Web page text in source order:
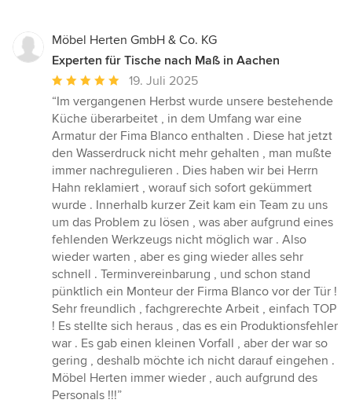
Möbel Herten GmbH & Co. KG
Experten für Tische nach Maß in Aachen
Durchschnittliche
Bewertung:
5
von
5
Sternen
19. Juli 2025
“Im vergangenen Herbst wurde unsere bestehende
Küche überarbeitet , in dem Umfang war eine
Armatur der Fima Blanco enthalten . Diese hat jetzt
den Wasserdruck nicht mehr gehalten , man mußte
immer nachregulieren . Dies haben wir bei Herrn
Hahn reklamiert , worauf sich sofort gekümmert
wurde . Innerhalb kurzer Zeit kam ein Team zu uns
um das Problem zu lösen , was aber aufgrund eines
fehlenden Werkzeugs nicht möglich war . Also
wieder warten , aber es ging wieder alles sehr
schnell . Terminvereinbarung , und schon stand
pünktlich ein Monteur der Firma Blanco vor der Tür !
Sehr freundlich , fachgrerechte Arbeit , einfach TOP
! Es stellte sich heraus , das es ein Produktionsfehler
war . Es gab einen kleinen Vorfall , aber der war so
gering , deshalb möchte ich nicht darauf eingehen .
Möbel Herten immer wieder , auch aufgrund des
Personals !!!”